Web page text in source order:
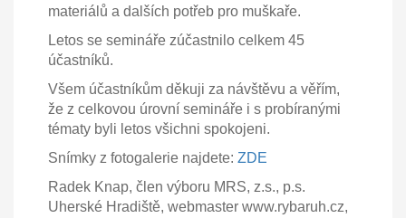
materiálů a dalších potřeb pro muškaře.
Letos se semináře zúčastnilo celkem 45
účastníků.
Všem účastníkům děkuji za návštěvu a věřím,
že z celkovou úrovní semináře i s probíranými
tématy byli letos všichni spokojeni.
Snímky z fotogalerie najdete: ZDE
Radek Knap, člen výboru MRS, z.s., p.s.
Uherské Hradiště, webmaster www.rybaruh.cz,